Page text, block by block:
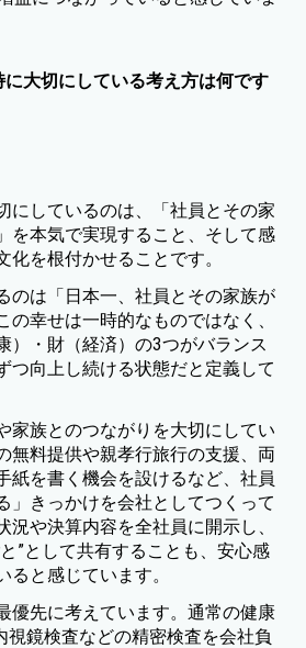
大切にしている考え方は何です
にしているのは、「社員とその家
を本気で実現すること、そして感
を根付かせることです。
のは「日本一、社員とその家族が
の幸せは一時的なものではなく、
）・財（経済）の3つがバランス
つ向上し続ける状態だと定義して
家族とのつながりを大切にしてい
無料提供や親孝行旅行の支援、両
紙を書く機会を設けるなど、社員
」きっかけを会社としてつくって
況や決算内容を全社員に開示し、
”として共有することも、安心感
ると感じています。
優先に考えています。通常の健康
視鏡検査などの精密検査を会社負